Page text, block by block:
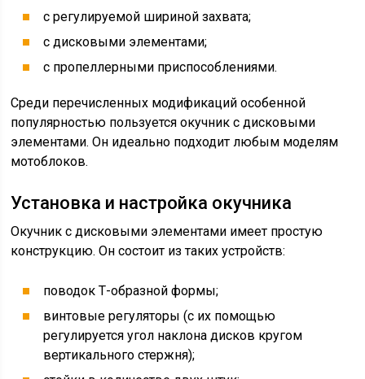
с регулируемой шириной захвата;
с дисковыми элементами;
с пропеллерными приспособлениями.
Среди перечисленных модификаций особенной
популярностью пользуется окучник с дисковыми
элементами. Он идеально подходит любым моделям
мотоблоков.
Установка и настройка окучника
Окучник с дисковыми элементами имеет простую
конструкцию. Он состоит из таких устройств:
поводок Т-образной формы;
винтовые регуляторы (с их помощью
регулируется угол наклона дисков кругом
вертикального стержня);